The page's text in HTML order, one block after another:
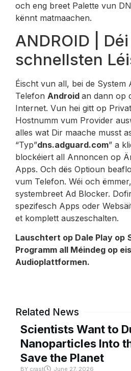
och eng breet Palette vun
kënnt matmaachen.
ANDROID | Déi
schnellsten
Éischt vun all, bei de System
Telefon Android an dann op
Internet. Vun hei gitt op
Hostnumm vum Provider
alles wat Dir maache musst
“Typ”dns.adguard.com” a
blockéiert all Annoncen op
Apps. Och dës Optioun
vum Telefon. Wéi och
systembreet Ad Blocker.
spezifesch Apps oder
et komplett auszeschalten.
Lauschtert op Dale Play op
Programm all Méindeg op
Audioplattformen.
Related News
Scientists Want to
Nanoparticles Into
Save the Planet
BY crast June 27, 2026